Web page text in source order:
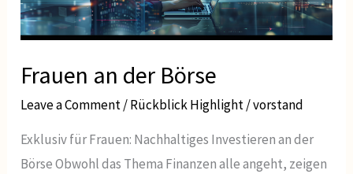
Frauen an der Börse
Leave a Comment/Rückblick Highlight/vorstand
Exklusiv für Frauen: Nachhaltiges Investieren an der
Börse Obwohl das Thema Finanzen alle angeht, zeigen